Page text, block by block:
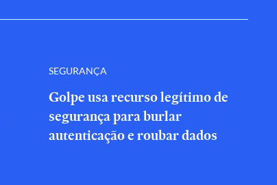
SEGURANÇA
Golpe usa recurso legítimo de
segurança para burlar
autenticação e roubar dados